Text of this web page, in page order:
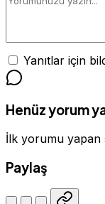
Yanıtlar için
Henüz yorum
İlk yorumu yapan
Paylaş